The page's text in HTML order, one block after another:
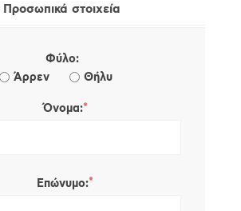
Προσωπικά στοιχεία
Φύλο:
Άρρεν
Θήλυ
Όνομα:*
Επώνυμο:*